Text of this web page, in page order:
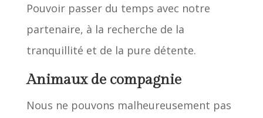
Pouvoir passer du temps avec notre
partenaire, à la recherche de la
tranquillité et de la pure détente.
Animaux de compagnie
Nous ne pouvons malheureusement pas